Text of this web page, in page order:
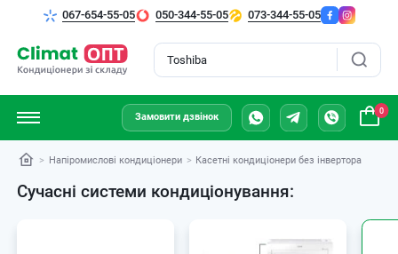
Пошук
067-654-55-05 050-344-55-05 073-344-55-05
Замовити дзвінок
0
Напіромислові кондиціонери Касетні кондиціонери без інвертора
Сучасні системи кондиціонування: